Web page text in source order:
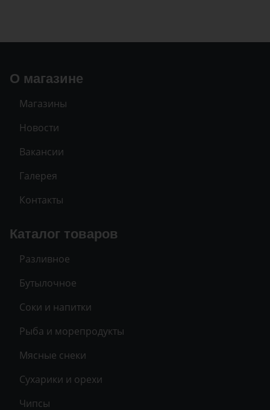
О магазине
Магазины
Новости
Вакансии
Галерея
Контакты
Каталог товаров
Разливное
Бутылочное
Соки и напитки
Рыба и морепродукты
Мясные снеки
Сухарики и орехи
Чипсы